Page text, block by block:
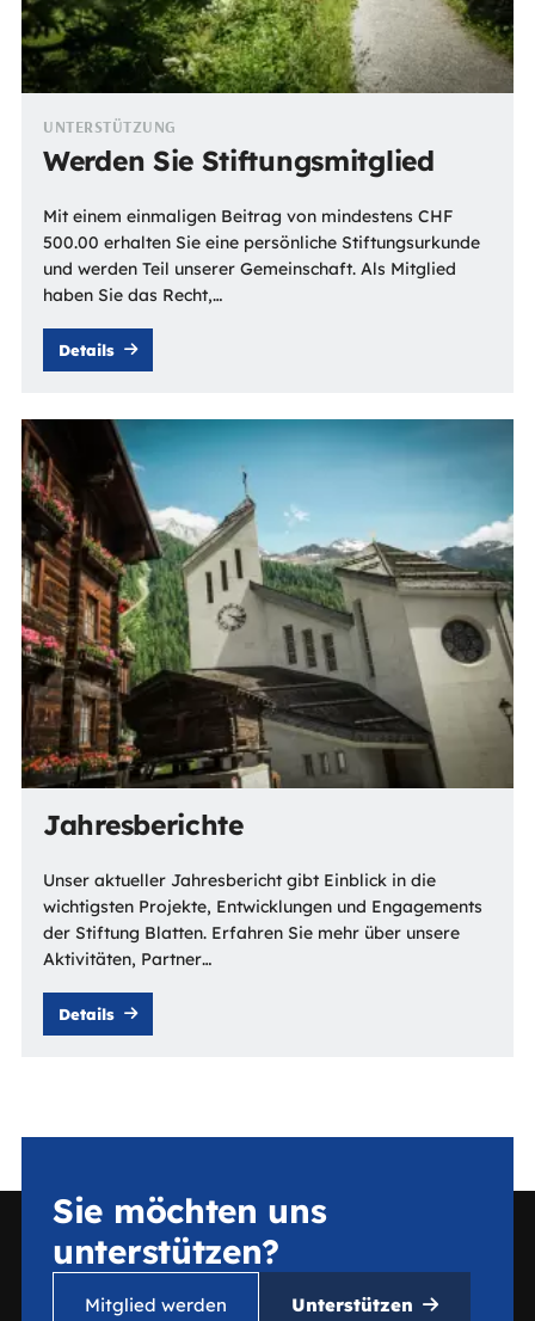
UNTERSTÜTZUNG
Werden Sie Stiftungsmitglied
Mit einem einmaligen Beitrag von mindestens CHF
500.00 erhalten Sie eine persönliche Stiftungsurkunde
und werden Teil unserer Gemeinschaft. Als Mitglied
haben Sie das Recht,…
Details
Jahresberichte
Unser aktueller Jahresbericht gibt Einblick in die
wichtigsten Projekte, Entwicklungen und Engagements
der Stiftung Blatten. Erfahren Sie mehr über unsere
Aktivitäten, Partner…
Details
Sie möchten uns
unterstützen?
Mitglied werden Unterstützen